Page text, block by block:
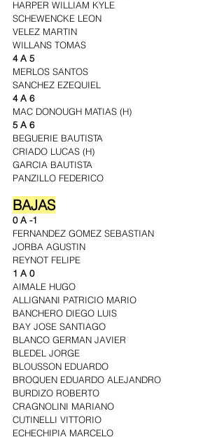
HARPER WILLIAM KYLE
SCHEWENCKE LEON
VELEZ MARTIN
WILLANS TOMAS
4 A 5
MERLOS SANTOS
SANCHEZ EZEQUIEL
4 A 6
MAC DONOUGH MATIAS (H)
5 A 6
BEGUERIE BAUTISTA
CRIADO LUCAS (H)
GARCIA BAUTISTA
PANZILLO FEDERICO
BAJAS
0 A -1
FERNANDEZ GOMEZ SEBASTIAN
JORBA AGUSTIN
REYNOT FELIPE
1 A 0
AIMALE HUGO
ALLIGNANI PATRICIO MARIO
BANCHERO DIEGO LUIS
BAY JOSE SANTIAGO
BLANCO GERMAN JAVIER
BLEDEL JORGE
BLOUSSON EDUARDO
BROQUEN EDUARDO ALEJANDRO
BURDIZO ROBERTO
CRAGNOLINI MARIANO
CUTINELLI VITTORIO
ECHECHIPIA MARCELO